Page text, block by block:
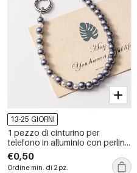
13-25 GIORNI
1 pezzo di cinturino per
telefono in alluminio con perline
argentate della serie Modern
€0,50
Ordine min. di 2 pz.